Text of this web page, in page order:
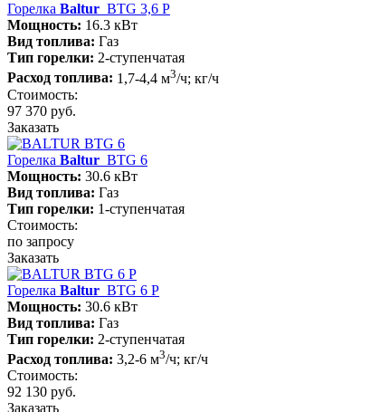
Горелка Baltur BTG 3,6 P
Мощность: 16.3 кВт
Вид топлива: Газ
Тип горелки: 2-ступенчатая
Расход топлива: 1,7-4,4 м3/ч; кг/ч
Стоимость:
97 370 руб.
Заказать
Горелка Baltur BTG 6
Мощность: 30.6 кВт
Вид топлива: Газ
Тип горелки: 1-ступенчатая
Стоимость:
по запросу
Заказать
Горелка Baltur BTG 6 P
Мощность: 30.6 кВт
Вид топлива: Газ
Тип горелки: 2-ступенчатая
Расход топлива: 3,2-6 м3/ч; кг/ч
Стоимость:
92 130 руб.
Заказать